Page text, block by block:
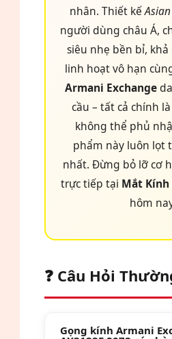
nhân. Thiết kế
người dùng châu Á,
siêu nhẹ bền bỉ,
linh hoạt vô hạn
Armani Exchange
cầu – tất cả chính
không thể phủ
phẩm này luôn lọt
nhất. Đừng bỏ lỡ cơ
trực tiếp tại Mắt Kính
hôm
❓ Câu Hỏi
Gọng kính Armani